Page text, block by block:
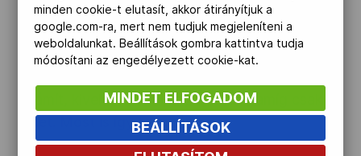
olimpiára, amit megfejelt azzal, hogy bejutott a
legjobb nyolc közé, és végül ötödikként zárt a
párizsi olimpián. Pályafutása során mindig arról
számít, kivel áll szemben, ő harcol, amíg csak
lehet. Most is így tett.
minden cookie-t elutasít, akkor átirányítjuk a
google.com-ra, mert nem tudjuk megjeleníteni a
weboldalunkat. Beállítások gombra kattintva tudja
módosítani az engedélyezett cookie-kat.
MINDET ELFOGADOM
BEÁLLÍTÁSOK